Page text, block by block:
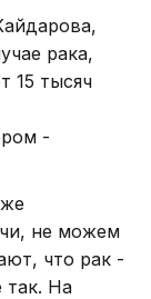
рака,
15 тысяч
-
не можем
что рак -
так. На